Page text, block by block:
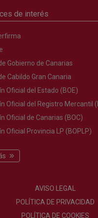
de interés
Gobierno de Canarias
Cabildo Gran Canaria
Oficial del Estado (BOE)
Oficial del Registro Mercantil
Oficial de Canarias (BOC)
Oficial Provincia LP (BOPLP)
AVISO LEGAL
POLÍTICA DE PRIVACIDAD
POLÍTICA DE COOKIES